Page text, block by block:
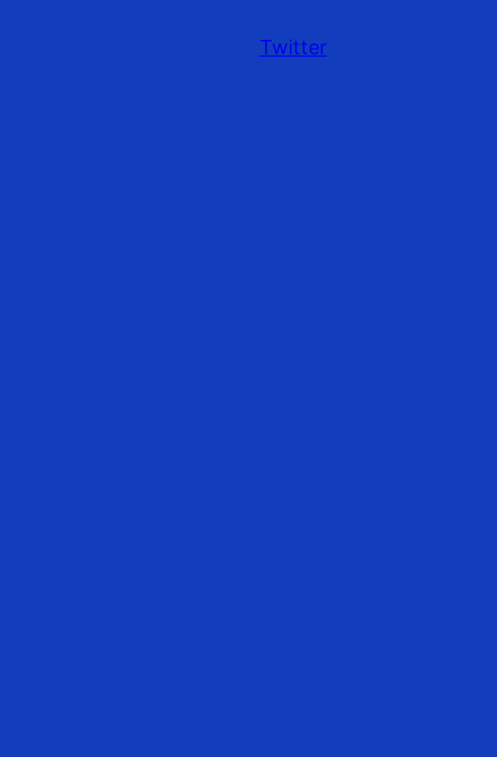
Twitter